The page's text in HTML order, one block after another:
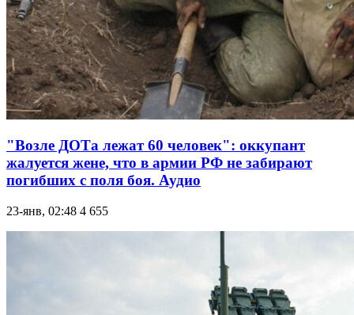
"Возле ДОТа лежат 60 человек": оккупант
жалуется жене, что в армии РФ не забирают
погибших с поля боя. Аудио
23-янв, 02:48 4 655